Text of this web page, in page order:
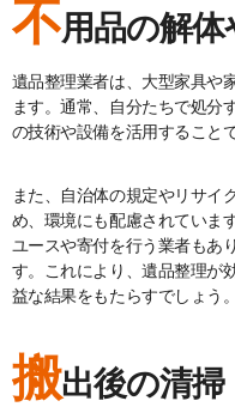
不用品の解体
遺品整理業者は、大型家具や
ます。通常、自分たちで処分
の技術や設備を活用すること
また、自治体の規定やリサイ
め、環境にも配慮されていま
ユースや寄付を行う業者もあ
す。これにより、遺品整理が
益な結果をもたらすでしょう。
搬出後の清掃